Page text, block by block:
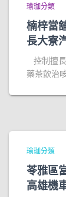
瑜珈分類
楠梓當
長大寮
控制擅
藥茶飲治
瑜珈分類
苓雅區
高雄機